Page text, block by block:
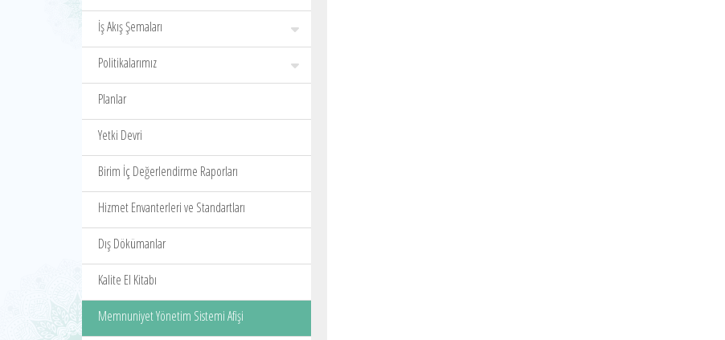
İş Akış Şemaları
Politikalarımız
Planlar
Yetki Devri
Birim İç Değerlendirme Raporları
Hizmet Envanterleri ve Standartları
Dış Dökümanlar
Kalite El Kitabı
Memnuniyet Yönetim Sistemi Afişi